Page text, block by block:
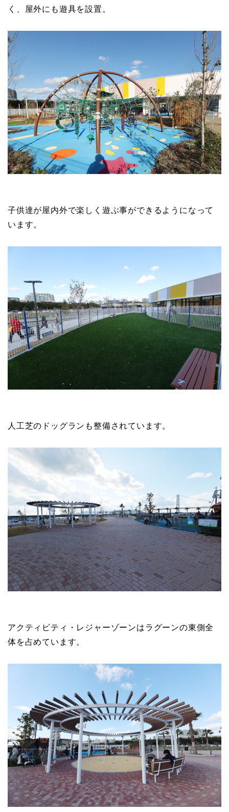
く、屋外にも遊具を設置。
子供達が屋内外で楽しく遊ぶ事ができるようになって
います。
人工芝のドッグランも整備されています。
アクティビティ・レジャーゾーンはラグーンの東側全
体を占めています。